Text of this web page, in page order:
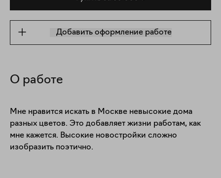
Добавить оформление работе
О работе
Мне нравится искать в Москве невысокие дома
разных цветов. Это добавляет жизни работам, как
мне кажется. Высокие новостройки сложно
изобразить поэтично.